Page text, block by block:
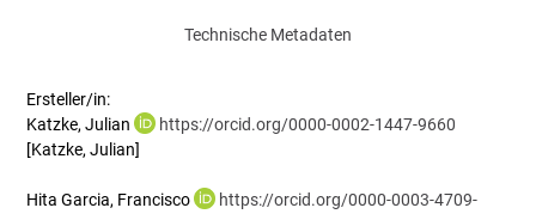
Technische Metadaten
Ersteller/in:
Katzke, Julian
https://orcid.org/0000-0002-1447-9660
[Katzke, Julian]
Hita Garcia, Francisco
https://orcid.org/0000-0003-4709-